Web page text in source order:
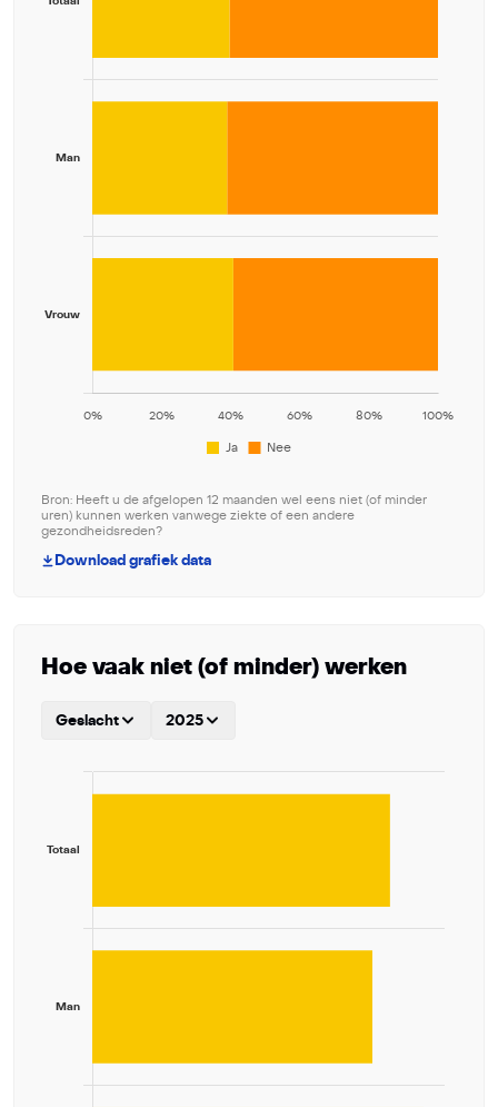
Bron: Heeft u de afgelopen 12 maanden wel eens niet (of minder
uren) kunnen werken vanwege ziekte of een andere
gezondheidsreden?
Download grafiek data
Hoe vaak niet (of minder) werken
Geslacht 2025